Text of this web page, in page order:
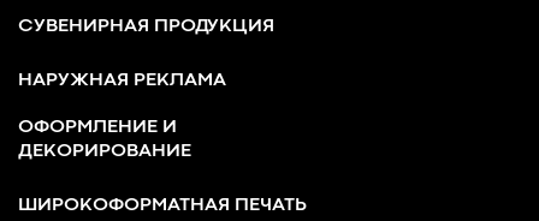
СУВЕНИРНАЯ ПРОДУКЦИЯ
НАРУЖНАЯ РЕКЛАМА
ШИРОКОФОРМАТНАЯ ПЕЧАТЬ
ОФОРМЛЕНИЕ И
ДЕКОРИРОВАНИЕ